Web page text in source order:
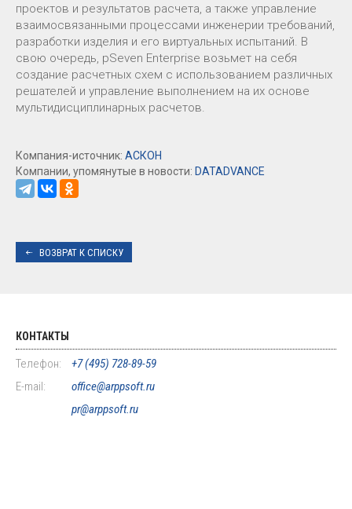
проектов и результатов расчета, а также управление
взаимосвязанными процессами инженерии требований,
разработки изделия и его виртуальных испытаний. В
свою очередь, pSeven Enterprise возьмет на себя
создание расчетных схем с использованием различных
решателей и управление выполнением на их основе
мультидисциплинарных расчетов.
Компания-источник: АСКОН
Компании, упомянутые в новости: DATADVANCE
ВОЗВРАТ К СПИСКУ
КОНТАКТЫ
Телефон:
+7 (495) 728-89-59
E-mail:
office@arppsoft.ru
pr@arppsoft.ru